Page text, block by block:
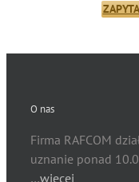
O nas
Firma RAFCOM
uznanie ponad
…więcej